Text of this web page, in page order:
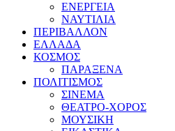
ΕΝΕΡΓΕΙΑ
ΝΑΥΤΙΛΙΑ
ΠΕΡΙΒΑΛΛΟΝ
ΕΛΛΑΔΑ
ΚΟΣΜΟΣ
ΠΑΡΑΞΕΝΑ
ΠΟΛΙΤΙΣΜΟΣ
ΣΙΝΕΜΑ
ΘΕΑΤΡΟ-ΧΟΡΟΣ
ΜΟΥΣΙΚΗ